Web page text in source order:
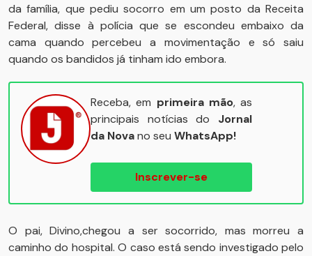
da família, que pediu socorro em um posto da Receita
Federal, disse à polícia que se escondeu embaixo da
cama quando percebeu a movimentação e só saiu
quando os bandidos já tinham ido embora.
Receba, em primeira mão, as
principais notícias do Jornal
da Novano seu WhatsApp!
Inscrever-se
O pai, Divino,chegou a ser socorrido, mas morreu a
caminho do hospital. O caso está sendo investigado pelo